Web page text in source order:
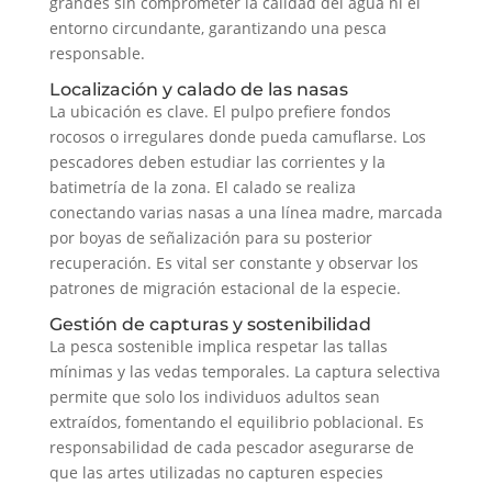
entorno circundante, garantizando una pesca
responsable.
Localización y calado de las nasas
La ubicación es clave. El pulpo prefiere fondos
rocosos o irregulares donde pueda camuflarse. Los
pescadores deben estudiar las corrientes y la
batimetría de la zona. El calado se realiza
conectando varias nasas a una línea madre, marcada
por boyas de señalización para su posterior
recuperación. Es vital ser constante y observar los
patrones de migración estacional de la especie.
Gestión de capturas y sostenibilidad
La pesca sostenible implica respetar las tallas
mínimas y las vedas temporales. La captura selectiva
permite que solo los individuos adultos sean
extraídos, fomentando el equilibrio poblacional. Es
responsabilidad de cada pescador asegurarse de
que las artes utilizadas no capturen especies